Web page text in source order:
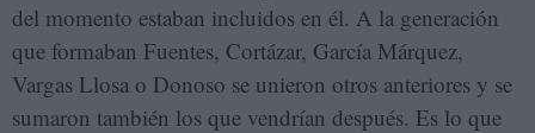
del momento estaban incluidos en él. A la generación
que formaban Fuentes, Cortázar, García Márquez,
Vargas Llosa o Donoso se unieron otros anteriores y se
sumaron también los que vendrían después. Es lo que